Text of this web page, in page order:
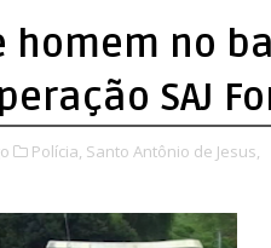
homem no
SAJ
Polícia, Santo Antônio de Jesus,